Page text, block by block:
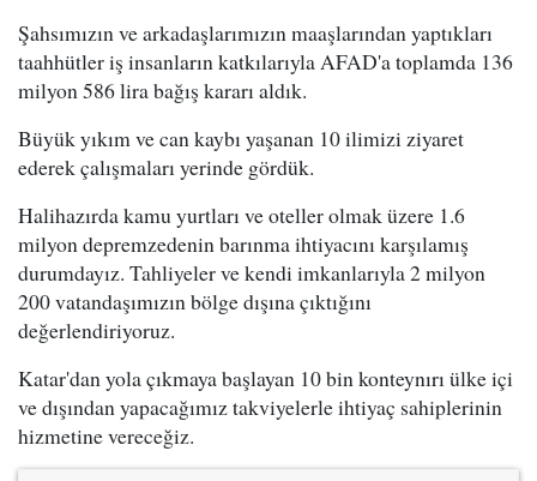
Şahsımızın ve arkadaşlarımızın maaşlarından yaptıkları
taahhütler iş insanların katkılarıyla AFAD'a toplamda 136
milyon 586 lira bağış kararı aldık.
Büyük yıkım ve can kaybı yaşanan 10 ilimizi ziyaret
ederek çalışmaları yerinde gördük.
Halihazırda kamu yurtları ve oteller olmak üzere 1.6
milyon depremzedenin barınma ihtiyacını karşılamış
durumdayız. Tahliyeler ve kendi imkanlarıyla 2 milyon
200 vatandaşımızın bölge dışına çıktığını
değerlendiriyoruz.
Katar'dan yola çıkmaya başlayan 10 bin konteynırı ülke içi
ve dışından yapacağımız takviyelerle ihtiyaç sahiplerinin
hizmetine vereceğiz.